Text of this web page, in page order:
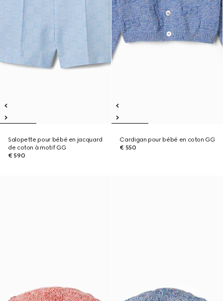
Salopette pour bébé en jacquard
de coton à motif GG
€ 590
Cardigan pour bébé en coton GG
€ 550